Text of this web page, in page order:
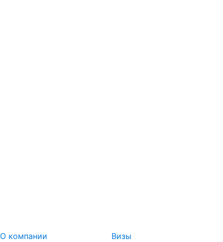
О компании
Визы